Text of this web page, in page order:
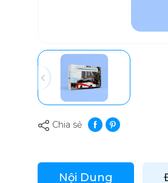
Chia sẻ
Nội Dung